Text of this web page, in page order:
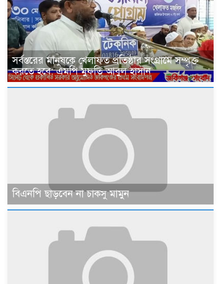
সর্বস্তরের মানুষকে খেলাফত প্রতিষ্ঠার সংগ্রামে সম্পৃক্ত
করতে হবে: এমপি মুফতি আবুল হাসান
বিএনপি ছাড়বেন না চাকসু মামুন